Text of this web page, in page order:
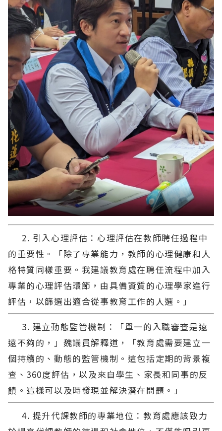
2. 引入心理評估：心理評估在教師聘任過程中
的重要性。「除了專業能力，教師的心理健康和人
格特質同樣重要。我建議教育處在聘任流程中加入
專業的心理評估環節，由具備資質的心理學家進行
評估，以篩選出適合從事教育工作的人選。」
3. 建立動態監管機制：「單一的入職審查是遠
遠不夠的，」魏議員解釋道，「教育處需要建立一
個持續的、動態的監管機制。這包括定期的背景複
查、360度評估，以及來自學生、家長和同事的反
饋。這樣可以及時發現並解決潛在問題。」
4. 提升代課教師的專業地位：教育處應該致力